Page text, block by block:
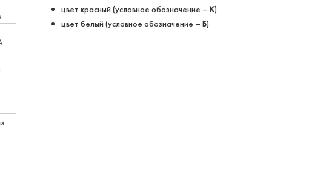
цвет красный (условное обозначение – К)
цвет белый (условное обозначение – Б)